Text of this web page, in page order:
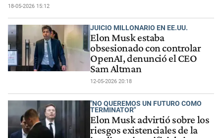
18-05-2026 15:12
JUICIO MILLONARIO EN EE.UU.
Elon Musk estaba
obsesionado con controlar
OpenAI, denunció el CEO
Sam Altman
12-05-2026 20:18
"NO QUEREMOS UN FUTURO COMO
TERMINATOR"
Elon Musk advirtió sobre los
riesgos existenciales de la